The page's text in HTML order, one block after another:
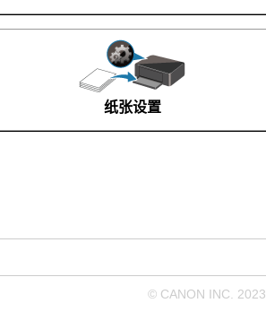
纸张设置
© CANON INC. 2023